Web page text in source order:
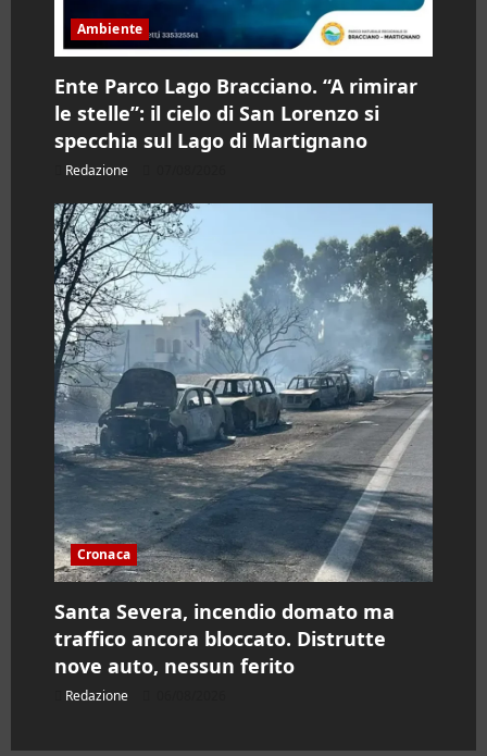
Ambiente
Ente Parco Lago Bracciano. “A rimirar
le stelle”: il cielo di San Lorenzo si
specchia sul Lago di Martignano
Redazione
Cronaca
Santa Severa, incendio domato ma
traffico ancora bloccato. Distrutte
nove auto, nessun ferito
Redazione